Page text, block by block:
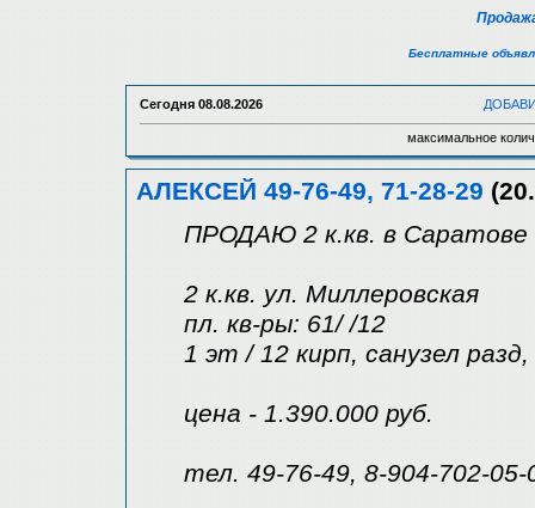
Бесплатные
Сегодня 08.08.2026
максимальное
АЛЕКСЕЙ 49-76-49, 71-28-29
ПРОДАЮ 2 к.кв. в Саратове
2 к.кв. ул. Миллеровская
пл. кв-ры: 61/ /12
1 эт / 12 кирп, санузел
цена - 1.390.000 руб.
тел. 49-76-49, 8-904-702-05-